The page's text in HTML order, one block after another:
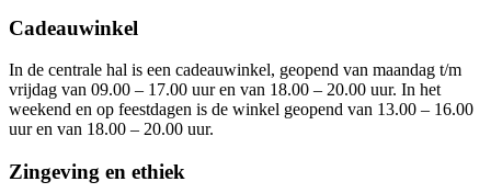
Cadeauwinkel
In de centrale hal is een cadeauwinkel, geopend van maandag t/m
vrijdag van 09.00 – 17.00 uur en van 18.00 – 20.00 uur. In het
weekend en op feestdagen is de winkel geopend van 13.00 – 16.00
uur en van 18.00 – 20.00 uur.
Zingeving en ethiek